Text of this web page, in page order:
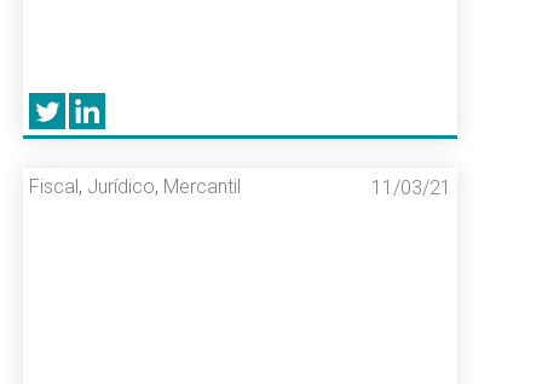
Fiscal , Jurídico, Mercantil 11/03/21